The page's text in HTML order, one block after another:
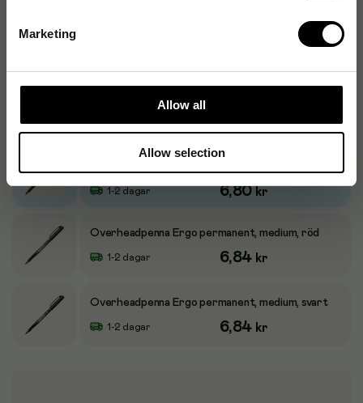
Marketing
Allow all
Allow selection
Overheadpenna Ergo permanent, fine, röd
10/fp
1-2 dagar 6,80kr
Overheadpenna Ergo permanent, medium, röd
1-2 dagar 6,84 kr
Overheadpenna Ergo permanent, medium, svart
1-2 dagar 6,84 kr